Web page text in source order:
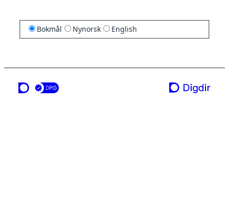
Bokmål Nynorsk English